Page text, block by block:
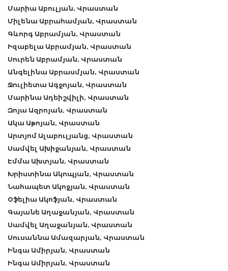
Մարիա Աբուլյան, Վրաստան
Միլենա Աբրահամյան, Վրաստան
Գևորգ Աբրամյան, Վրաստան
Իզաբելա Աբրամյան, Վրաստան
Սուրեն Աբրամյան, Վրաստան
Անգելինա Աբրասմյան, Վրաստան
Ջուլիետա Ագջոյան, Վրաստան
Մարինա Ադեիշվիլի, Վրաստան
Զոյա Ազրոյան, Վրաստան
Ակա Աթոյան, Վրաստան
Արտյոմ Ալաբուլյանց, Վրաստան
Սամվել Ախիջանյան, Վրաստան
Էմմա Ախտյան, Վրաստան
Խրիստինա Ակոպյան, Վրաստան
Նահապետ Ակոջյան, Վրաստան
Օֆելիա Ակոֆյան, Վրաստան
Գայանե Աղաջանյան, Վրաստան
Սամվել Աղաջանյան, Վրաստան
Սուսաննա Ամազարյան, Վրաստան
Ինգա Ամիրյան, Վրաստան
Ինգա Ամիրյան, Վրաստան